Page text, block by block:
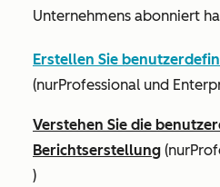
Unternehmens abonniert
Erstellen Sie
(nurProfessional und
Verstehen Sie die
Berichtserstellung (nur
)